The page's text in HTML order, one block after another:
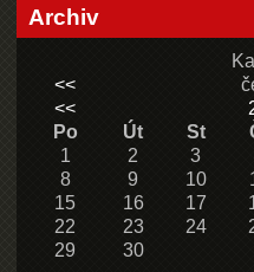
Archiv
<<
<<
Po
Út St
1
2 3
8
9 10
15
16 17
22
23 24
29
30